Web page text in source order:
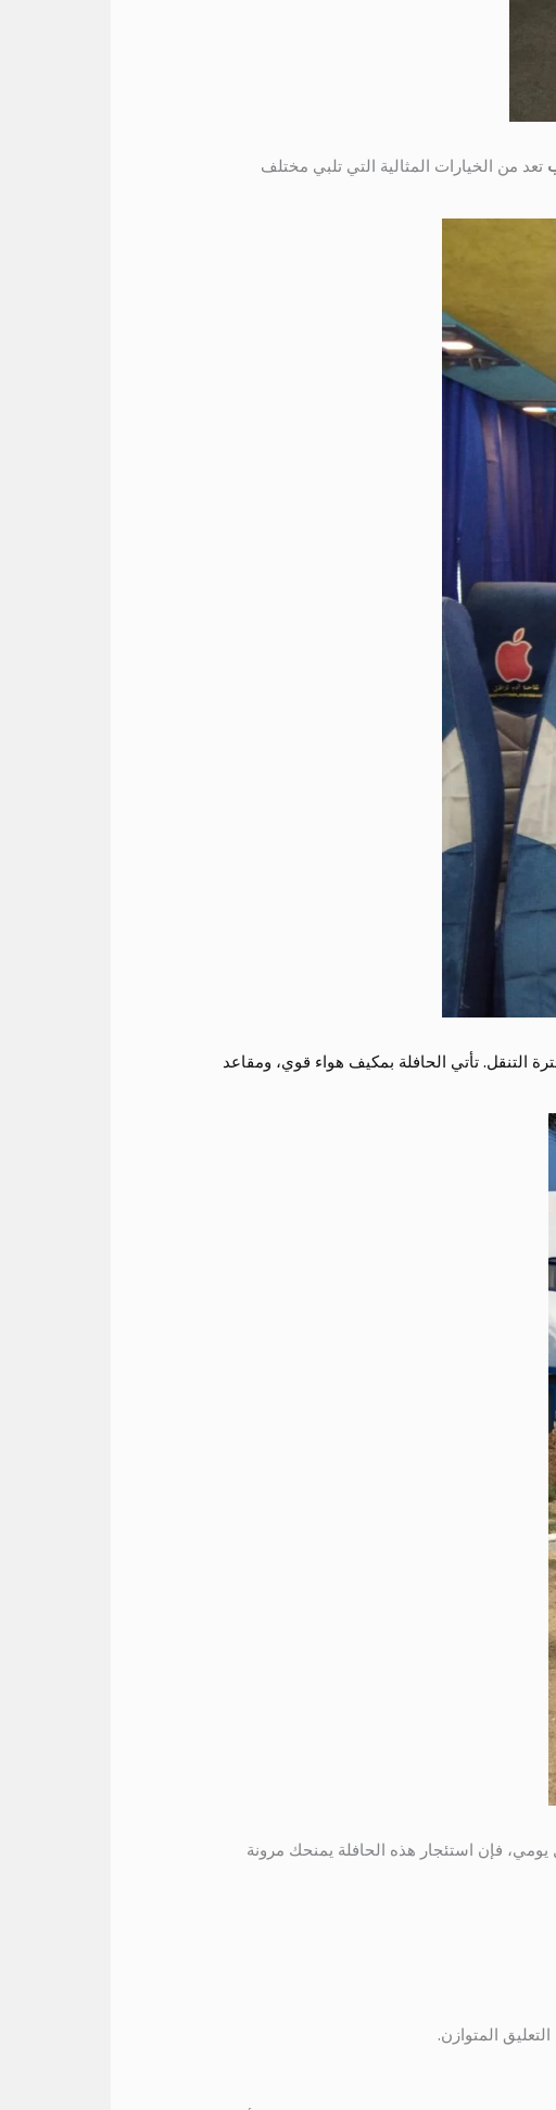
تعد من الخيارات المثالية التي تلبي مختلف
التنقل. تأتي الحافلة بمكيف هواء قوي، ومقاعد
فإن استئجار هذه الحافلة يمنحك مرونة
المتوازن.